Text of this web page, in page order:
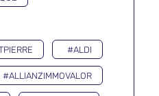
#ALDI
#ALLIANZIMMOVALOR